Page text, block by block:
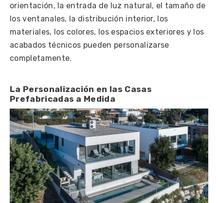
orientación, la entrada de luz natural, el tamaño de
los ventanales, la distribución interior, los
materiales, los colores, los espacios exteriores y los
acabados técnicos pueden personalizarse
completamente.
La Personalización en las Casas
Prefabricadas a Medida